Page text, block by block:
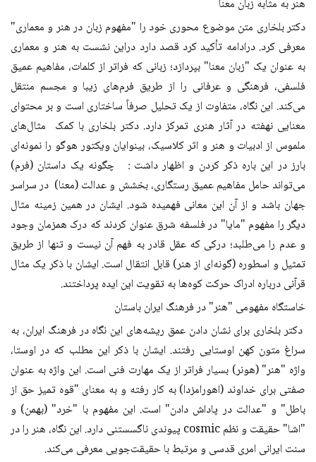
هنر به مثابه زبان معنا
دکتر بلخاری متن موضوع محوری خود را "مفهوم زبان در هنر و معماری"
معرفی کرد. درادامه تأکید کرد قصد دارد دراین نشست به هنر و معماری
به عنوان یک "زبان معنا" بپردازد؛ زبانی که فراتر از کلمات، مفاهیم عمیق
فلسفی، فرهنگی و عرفانی را از طریق فرم‌های زیبا و مجسم منتقل
می‌کند. این نگاه، متفاوت از یک تحلیل صرفاً ساختاری است و بر محتوای
معنایی نهفته در آثار هنری تمرکز دارد. دکتر بلخاری با کمک مثال‌های
ملموس از ادبیات و هنر و اثر کلاسیک، بینوایان ویکتور هوگو را نمونه‌ای
بارز در این باره ذکر کردن و اظهار داشت : چگونه یک داستان (فرم)
می‌تواند حامل مفاهیم عمیق رستگاری، بخشش و عدالت (معنا) در سراسر
جهان باشد و از آن این معانی فهمیده شود. ایشان در همین زمینه مثال
دیگر را مفهوم "مایا" در فلسفه شرق عنوان کردند که درک همزمان وجود
و عدم را می‌طلبد؛ درکی که عقل قادر به فهم آن نیست و تنها از طریق
تمثیل و اسطوره (گونه‌ای از هنر) قابل انتقال است. ایشان با ذکر یک مثال
قرآنی درباره ادراک حرکت کوه‌ها به تقویت این ایده پرداختند.
خاستگاه مفهومی "هنر" در فرهنگ ایران باستان
دکتر بلخاری برای نشان دادن عمق ریشه‌های این نگاه در فرهنگ ایران، به
سراغ متون کهن اوستایی رفتند. ایشان با ذکر این مطلب که در اوستا،
واژه "هنر" (هونر) بسیار فراتر از یک مهارت فنی است. این واژه به عنوان
صفتی برای خداوند (اهورامزدا) به کار رفته و به معنای "قوه تمیز حق از
باطل" و "عدالت در پاداش دادن" است. این مفهوم با "خرد" (بهمن) و
"اشا" حقیقت و نظم cosmic پیوندی ناگسستنی دارد. این نگاه، هنر را در
سنت ایرانی امری قدسی و مرتبط با حقیقت‌جویی معرفی می‌کند.